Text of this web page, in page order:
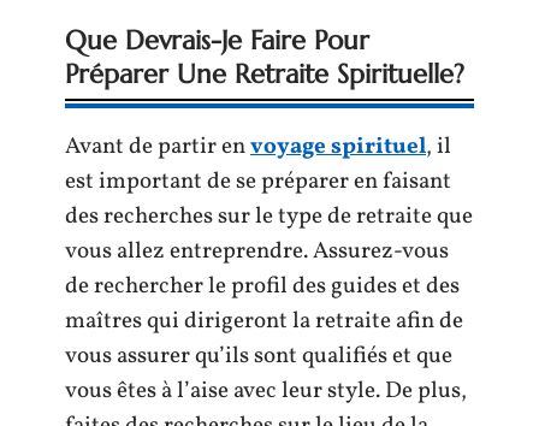
Que Devrais-Je Faire Pour
Préparer Une Retraite Spirituelle?
Avant de partir envoyage spirituel, il
est important de se préparer en faisant
des recherches sur le type de retraite que
vous allez entreprendre. Assurez-vous
de rechercher le profil des guides et des
maîtres qui dirigeront la retraite afin de
vous assurer qu’ils sont qualifiés et que
vous êtes à l’aise avec leur style. De plus,